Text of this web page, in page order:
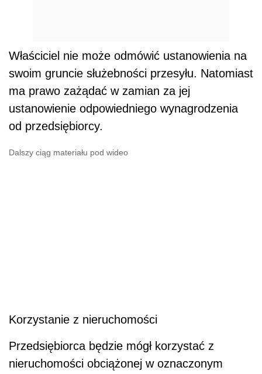
Właściciel nie może odmówić ustanowienia na
swoim gruncie służebności przesyłu. Natomiast
ma prawo zażądać w zamian za jej
ustanowienie odpowiedniego wynagrodzenia
od przedsiębiorcy.
Dalszy ciąg materiału pod wideo
Korzystanie z nieruchomości
Przedsiębiorca będzie mógł korzystać z
nieruchomości obciążonej w oznaczonym